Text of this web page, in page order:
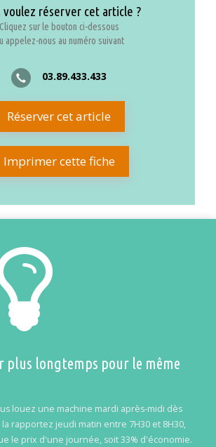
voulez réserver cet article ?
Cliquez sur le bouton ci-dessous
appelez-nous au numéro suivant
03.89.433.433
Réserver cet article
Imprimer cette fiche
plus longtemps pour le même
louez une machine mardi après-midi dès
la rapportez jeudi matin entre 7H30 et 8H30,
le prix d'une journée, soit 33% d'économie.